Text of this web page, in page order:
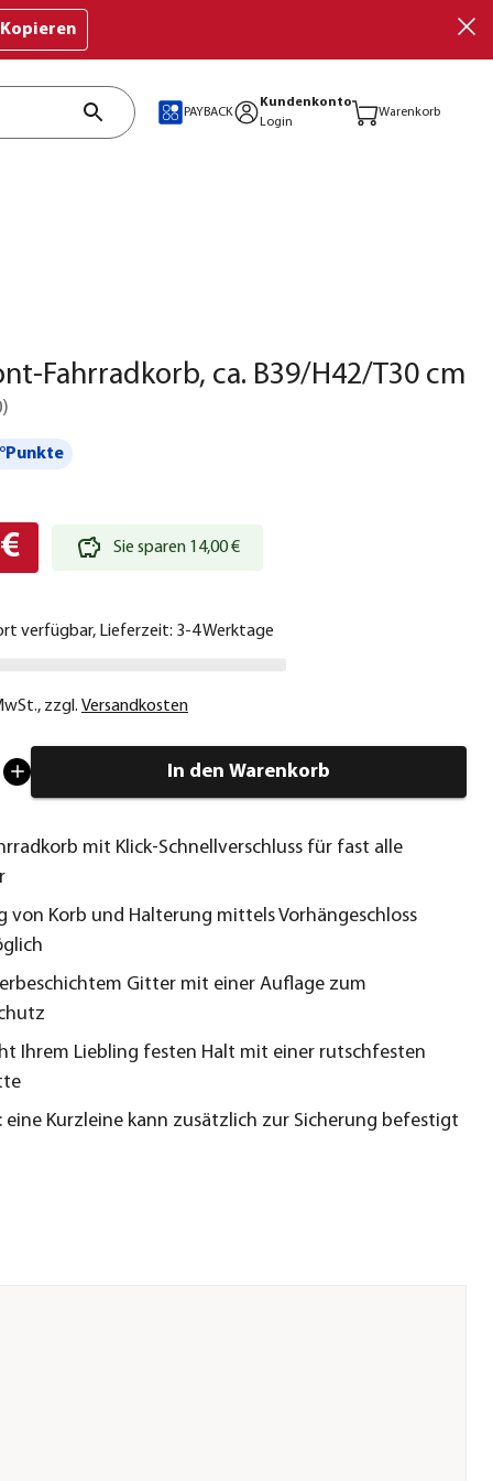
Kopieren
PAYBACK
Kundenkonto
Login
Warenkorb
Fahrradkorb, ca. B39/H42/T30 cm
)
Sie sparen 14,00 €
verfügbar, Lieferzeit: 3-4 Werktage
, zzgl. Versandkosten
In den Warenkorb
mit Klick-Schnellverschluss für fast alle
von Korb und Halterung mittels Vorhängeschloss
Gitter mit einer Auflage zum
Ihrem Liebling festen Halt mit einer rutschfesten
eine Kurzleine kann zusätzlich zur Sicherung befestigt